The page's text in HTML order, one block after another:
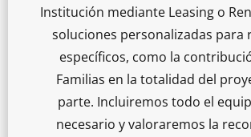
Institución mediante Leasing o
soluciones personalizadas para
específicos, como la
Familias en la totalidad del
parte. Incluiremos todo el
necesario y valoraremos la